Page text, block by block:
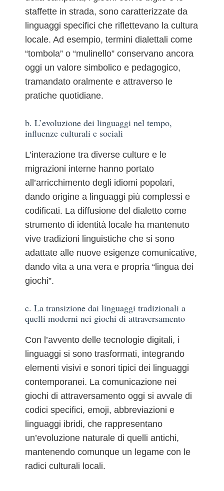
staffette in strada, sono caratterizzate da
linguaggi specifici che riflettevano la cultura
locale. Ad esempio, termini dialettali come
“tombola” o “mulinello” conservano ancora
oggi un valore simbolico e pedagogico,
tramandato oralmente e attraverso le
pratiche quotidiane.
b. L’evoluzione dei linguaggi nel tempo,
influenze culturali e sociali
L’interazione tra diverse culture e le
migrazioni interne hanno portato
all’arricchimento degli idiomi popolari,
dando origine a linguaggi più complessi e
codificati. La diffusione del dialetto come
strumento di identità locale ha mantenuto
vive tradizioni linguistiche che si sono
adattate alle nuove esigenze comunicative,
dando vita a una vera e propria “lingua dei
giochi”.
c. La transizione dai linguaggi tradizionali a
quelli moderni nei giochi di attraversamento
Con l’avvento delle tecnologie digitali, i
linguaggi si sono trasformati, integrando
elementi visivi e sonori tipici dei linguaggi
contemporanei. La comunicazione nei
giochi di attraversamento oggi si avvale di
codici specifici, emoji, abbreviazioni e
linguaggi ibridi, che rappresentano
un’evoluzione naturale di quelli antichi,
mantenendo comunque un legame con le
radici culturali locali.